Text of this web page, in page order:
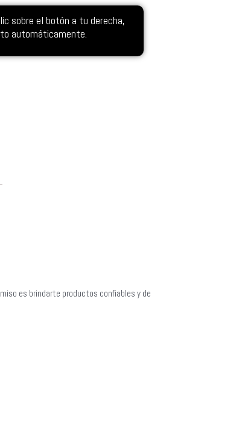
sobre el botón a tu derecha,
automáticamente.
es brindarte productos confiables y de